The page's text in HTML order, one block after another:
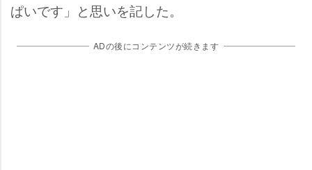
ぱいです」と思いを記した。
ADの後にコンテンツが続きます